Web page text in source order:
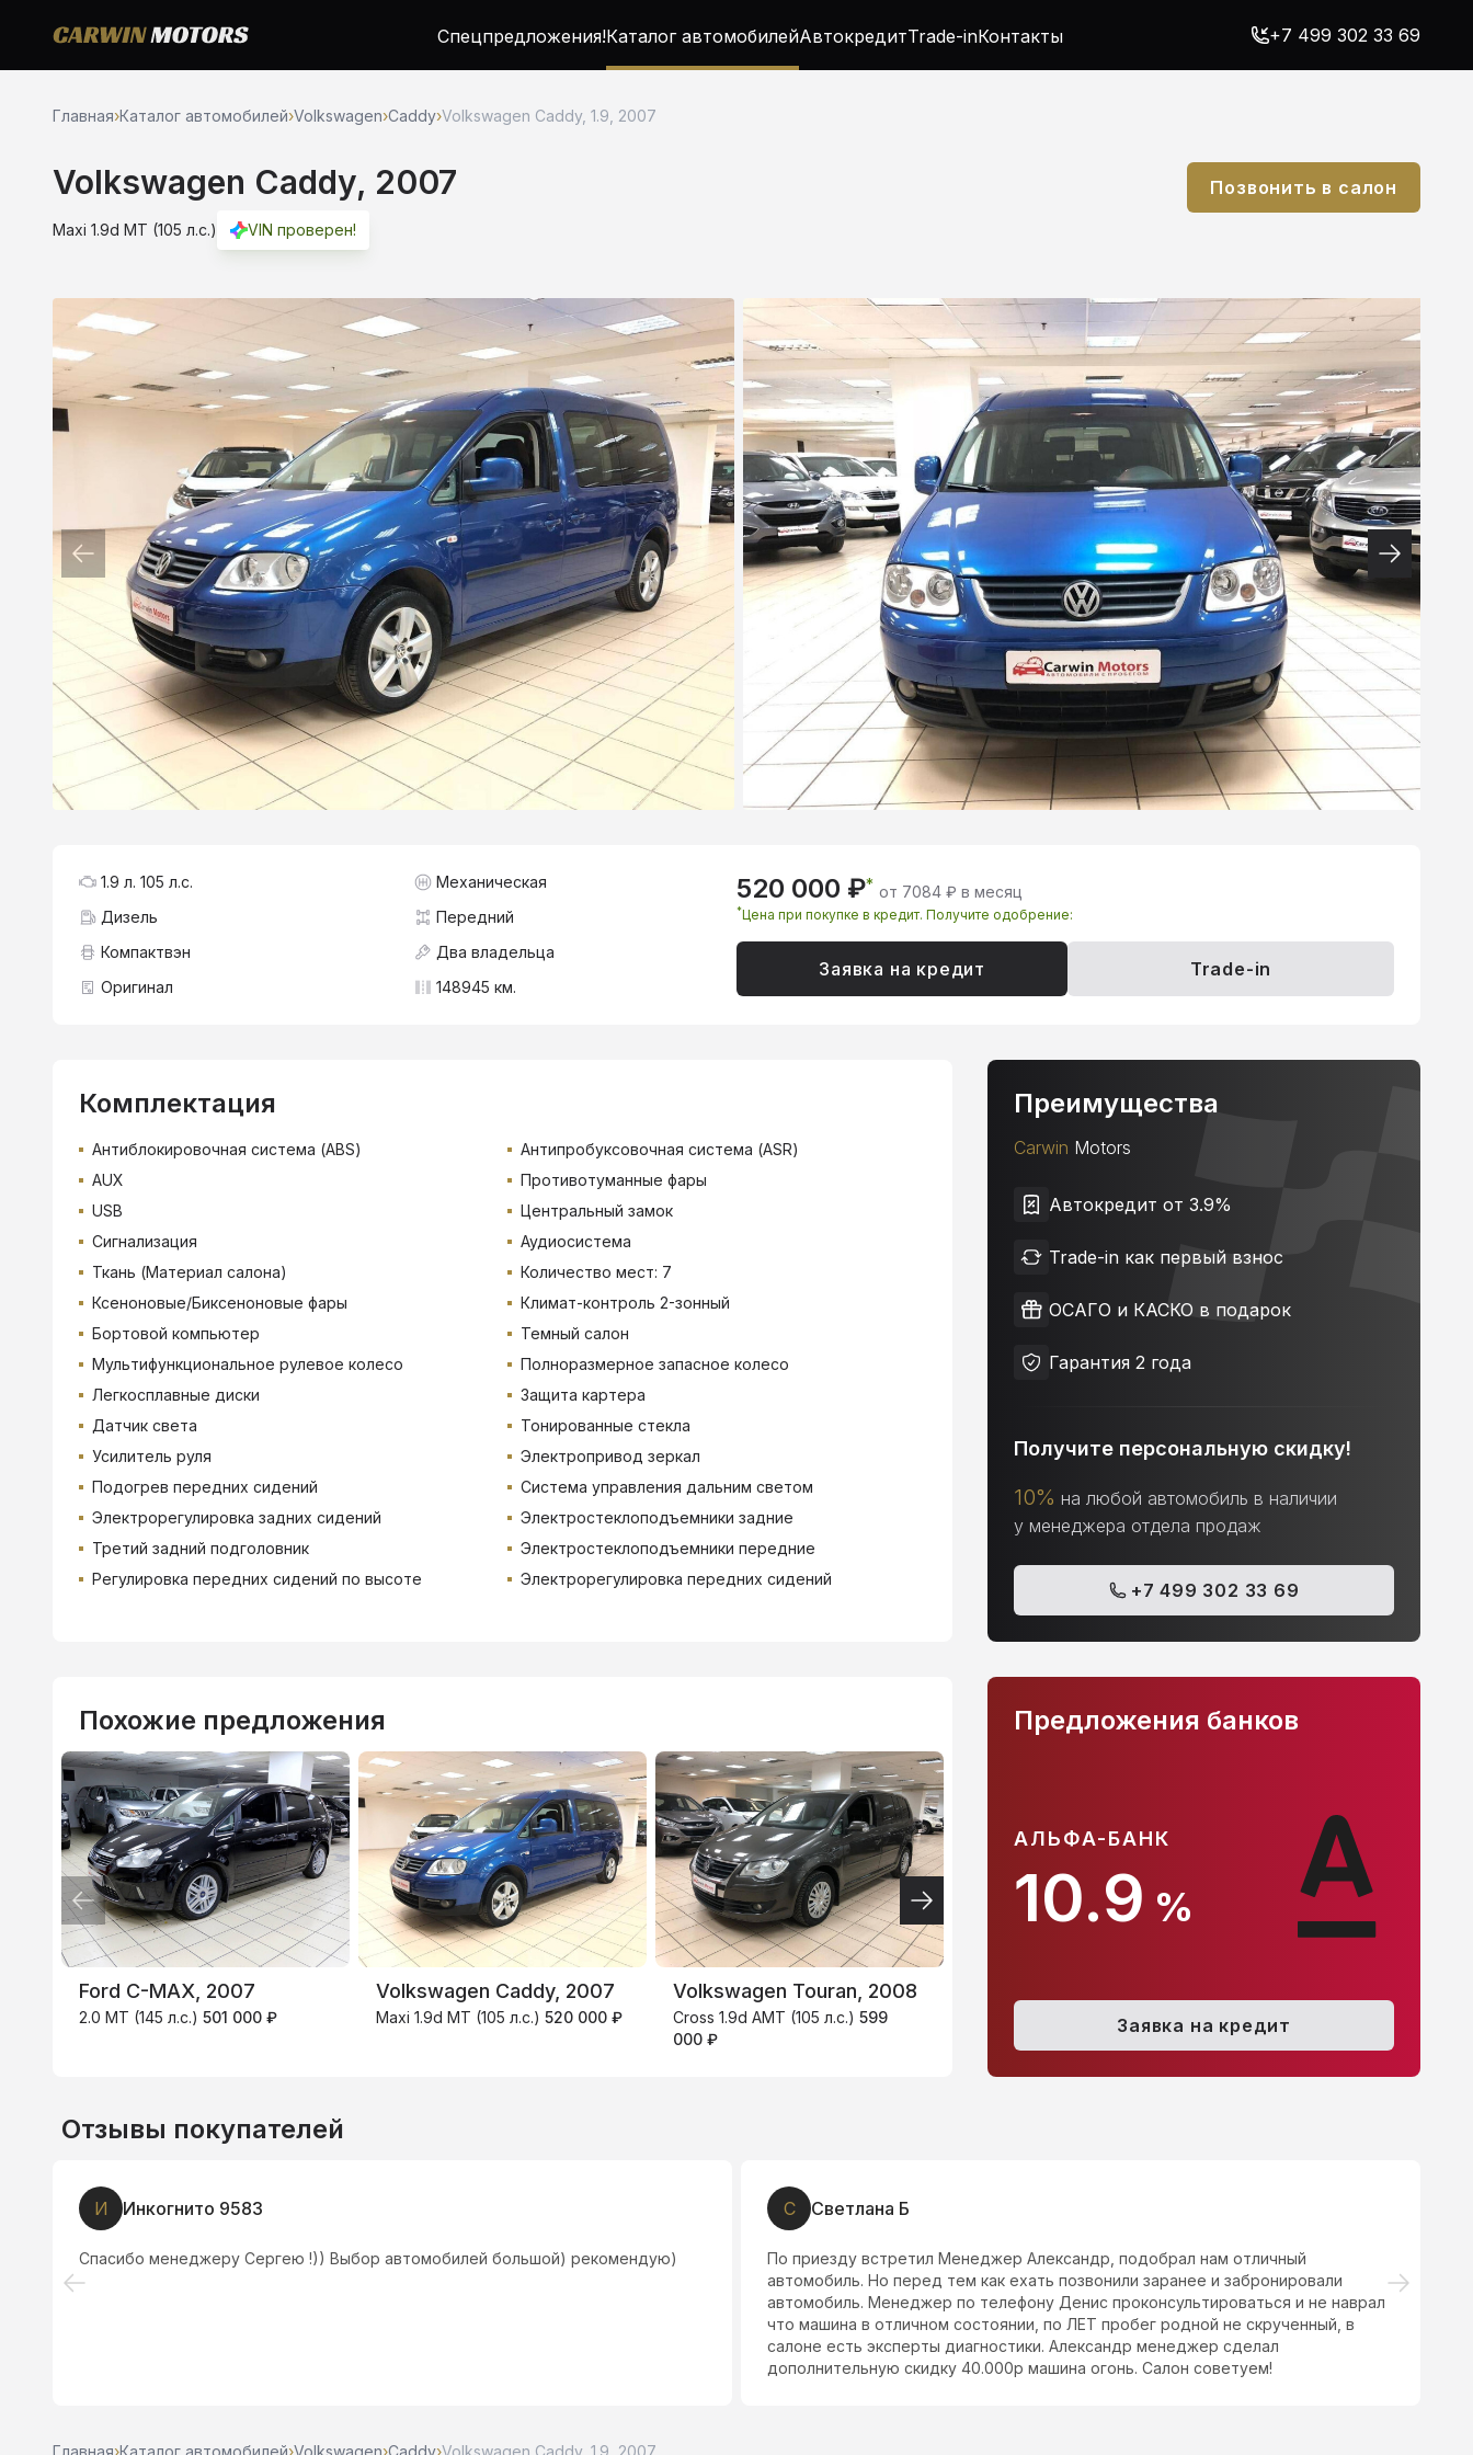
Спецпредложения!Каталог автомобилейАвтокредитTrade-inКонтакты +7 499 302 33 69
Главная›Каталог автомобилей›Volkswagen›Caddy›Volkswagen Caddy, 1.9, 2007
Volkswagen Caddy, 2007
Maxi 1.9d MT (105 л.с.) VIN проверен!
Позвонить в салон
520 000 ₽* от 7084 ₽ в месяц
*Цена при покупке в кредит. Получите одобрение:
Заявка на кредит Trade-in
1.9 л. 105 л.с.
Механическая
Дизель
Передний
Компактвэн
Два владельца
Оригинал
148945 км.
Комплектация
Антиблокировочная система (ABS)
Антипробуксовочная система (ASR)
AUX
Противотуманные фары
USB
Центральный замок
Сигнализация
Аудиосистема
Ткань (Материал салона)
Количество мест: 7
Ксеноновые/Биксеноновые фары
Климат-контроль 2-зонный
Бортовой компьютер
Темный салон
Мультифункциональное рулевое колесо
Полноразмерное запасное колесо
Легкосплавные диски
Защита картера
Датчик света
Тонированные стекла
Усилитель руля
Электропривод зеркал
Подогрев передних сидений
Система управления дальним светом
Электрорегулировка задних сидений
Электростеклоподъемники задние
Третий задний подголовник
Электростеклоподъемники передние
Регулировка передних сидений по высоте
Электрорегулировка передних сидений
Преимущества
Carwin Motors
Автокредит от 3.9%
Trade-in как первый взнос
ОСАГО и КАСКО в подарок
Гарантия 2 года
Получите персональную скидку!
10% на любой автомобиль в наличии
у менеджера отдела продаж
+7 499 302 33 69
Похожие предложения
Ford C-MAX, 2007
2.0 MT (145 л.с.) 501 000 ₽
Volkswagen Caddy, 2007
Maxi 1.9d MT (105 л.с.) 520 000 ₽
Volkswagen Touran, 2008
Cross 1.9d AMT (105 л.с.) 599
000 ₽
449 000 ₽
ВТБ
3.9%
ТИНЬКОФФ
4.9%
АЛЬФА-БАНК
10.9 %
Предложения банков
Заявка на кредит
Отзывы покупателей
И Инкогнито 9583
Спасибо менеджеру Сергею !)) Выбор автомобилей большой) рекомендую)
С Светлана Б
По приезду встретил Менеджер Александр, подобрал нам отличный
автомобиль. Но перед тем как ехать позвонили заранее и забронировали
автомобиль. Менеджер по телефону Денис проконсультироваться и не наврал
что машина в отличном состоянии, по ЛЕТ пробег родной не скрученный, в
салоне есть эксперты диагностики. Александр менеджер сделал
дополнительную скидку 40.000р машина огонь. Салон советуем!
Главная›Каталог автомобилей›Volkswagen›Caddy›Volkswagen Caddy, 1.9, 2007